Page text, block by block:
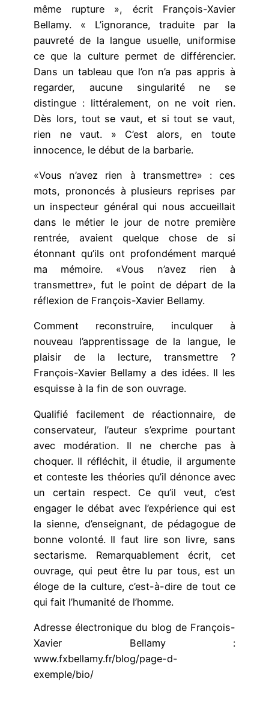
même rupture », écrit François-Xavier
Bellamy. « L’ignorance, traduite par la
pauvreté de la langue usuelle, uniformise
ce que la culture permet de différencier.
Dans un tableau que l’on n’a pas appris à
regarder, aucune singularité ne se
distingue : littéralement, on ne voit rien.
Dès lors, tout se vaut, et si tout se vaut,
rien ne vaut. » C’est alors, en toute
innocence, le début de la barbarie.
«Vous n’avez rien à transmettre» : ces
mots, prononcés à plusieurs reprises par
un inspecteur général qui nous accueillait
dans le métier le jour de notre première
rentrée, avaient quelque chose de si
étonnant qu’ils ont profondément marqué
ma mémoire. «Vous n’avez rien à
transmettre», fut le point de départ de la
réflexion de François-Xavier Bellamy.
Comment reconstruire, inculquer à
nouveau l’apprentissage de la langue, le
plaisir de la lecture, transmettre ?
François-Xavier Bellamy a des idées. Il les
esquisse à la fin de son ouvrage.
Qualifié facilement de réactionnaire, de
conservateur, l’auteur s’exprime pourtant
avec modération. Il ne cherche pas à
choquer. Il réfléchit, il étudie, il argumente
et conteste les théories qu’il dénonce avec
un certain respect. Ce qu’il veut, c’est
engager le débat avec l’expérience qui est
la sienne, d’enseignant, de pédagogue de
bonne volonté. Il faut lire son livre, sans
sectarisme. Remarquablement écrit, cet
ouvrage, qui peut être lu par tous, est un
éloge de la culture, c’est-à-dire de tout ce
qui fait l’humanité de l’homme.
Adresse électronique du blog de François-
Xavier Bellamy :
www.fxbellamy.fr/blog/page-d-
exemple/bio/